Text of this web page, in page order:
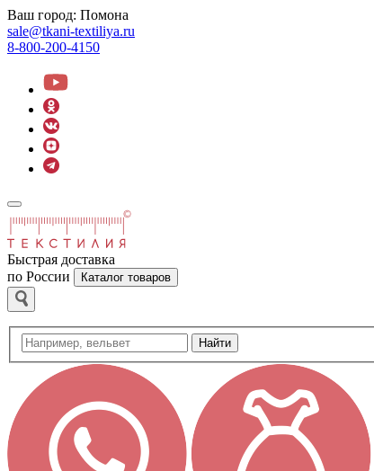
Ваш город: Помона
sale@tkani-textiliya.ru
8-800-200-4150
Быстрая доставка
по России
Каталог товаров
Найти